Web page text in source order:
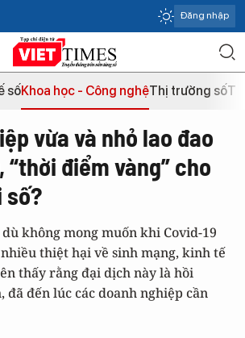
Đăng nhập
sốKhoa học - Công nghệThị trường số
vừa và nhỏ lao đao
“thời điểm vàng” cho
số?
không mong muốn khi Covid-19
thiệt hại về sinh mạng, kinh tế
thấy rằng đại dịch này là hồi
đã đến lúc các doanh nghiệp cần